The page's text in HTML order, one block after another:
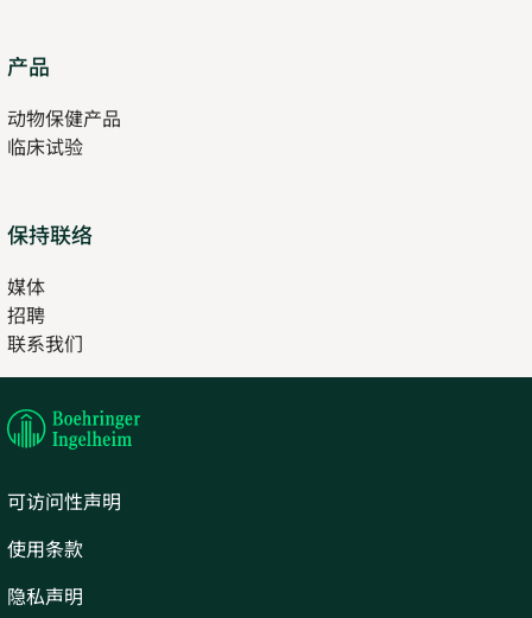
产品
new
tab
动物保健产品
临床试验
保持联络
媒体
招聘
in
new
联系我们
in
tab
可访问性声明
使用条款
隐私声明